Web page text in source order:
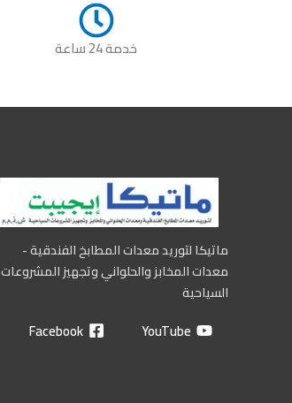
خدمة 24 ساعة
ماتيكا لتوريد معدات المطابخ الفندقية -
معدات المخابز والحلواني وتجهيز المشروعات
السياحية
YouTube
Facebook